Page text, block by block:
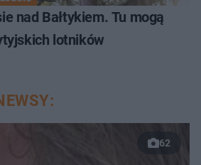
nad Bałtykiem. Tu mogą
lotników
62